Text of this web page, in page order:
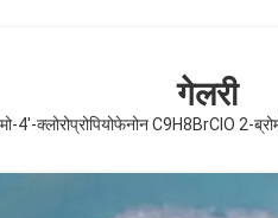
गेलरी
4'-क्लोरोप्रोपियोफेनोन C9H8BrClO